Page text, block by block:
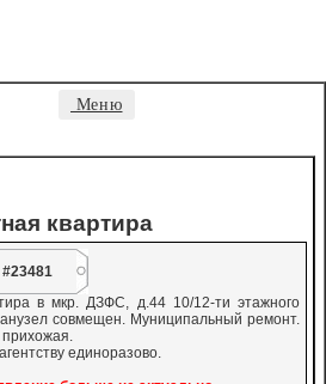
Меню
квартира
#23481
в мкр. ДЗФС, д.44 10/12-ти этажного
совмещен. Муниципальный ремонт.
прихожая.
единоразово.